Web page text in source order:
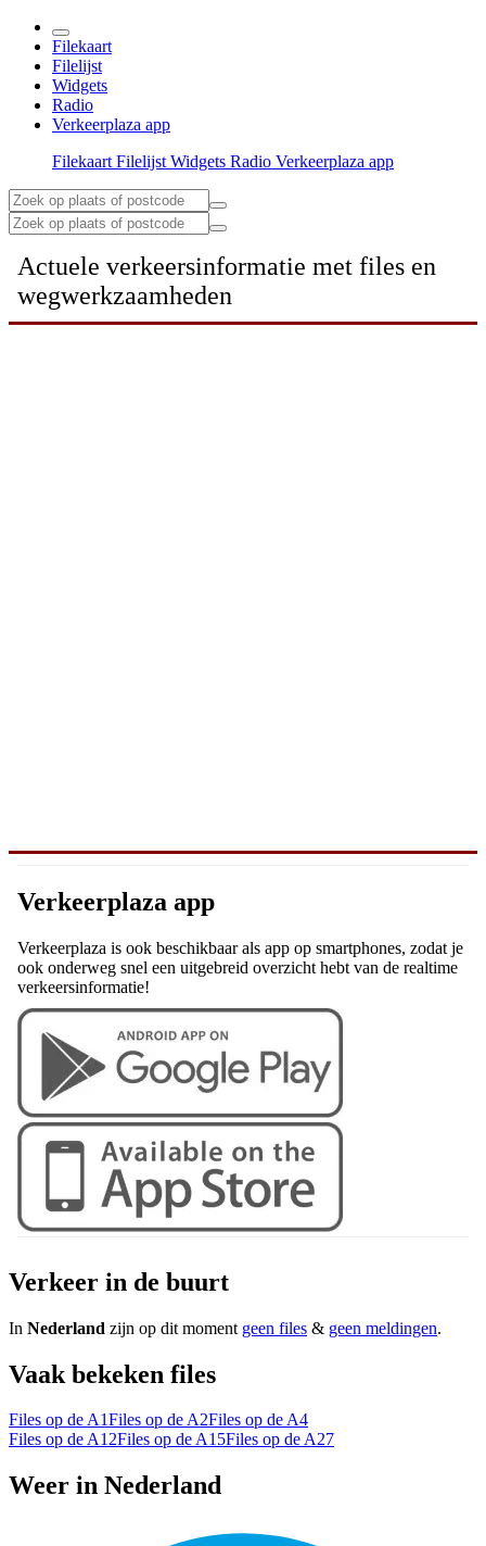
Filekaart
Filelijst
Widgets
Radio
Verkeerplaza app
Filekaart Filelijst Widgets Radio Verkeerplaza app
Actuele verkeersinformatie met files en
wegwerkzaamheden
Verkeerplaza app
Verkeerplaza is ook beschikbaar als app op smartphones, zodat je
ook onderweg snel een uitgebreid overzicht hebt van de realtime
verkeersinformatie!
Verkeer in de buurt
In Nederland zijn op dit moment geen files & geen meldingen.
Vaak bekeken files
Files op de A1Files op de A2Files op de A4
Files op de A12Files op de A15Files op de A27
Weer in Nederland